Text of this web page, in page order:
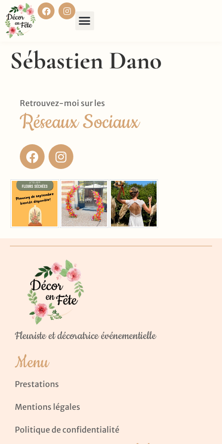
Sébastien Dano
Retrouvez-moi sur les
Réseaux Sociaux
Menu
Prestations
Mentions légales
Politique de confidentialité
Fleuriste et décoratrice événementielle